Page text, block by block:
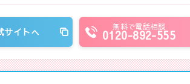
サイトへ 無料で電話相談
0120-892-555